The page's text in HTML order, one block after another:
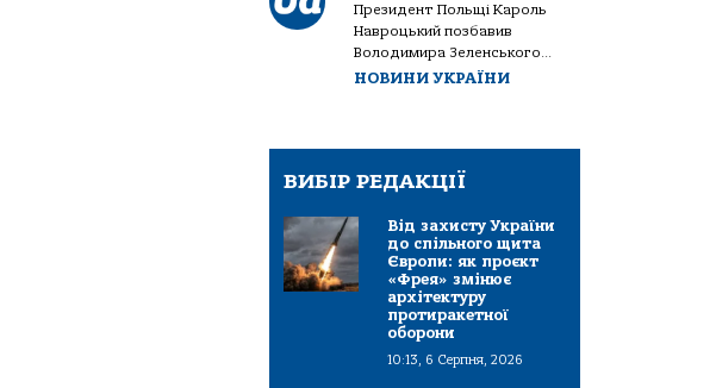
Президент Польщі Кароль
Навроцький позбавив
Володимира Зеленського...
НОВИНИ УКРАЇНИ
ВИБІР РЕДАКЦІЇ
Від захисту України
до спільного щита
Європи: як проєкт
«Фрея» змінює
архітектуру
протиракетної
оборони
10:13, 6 Серпня, 2026